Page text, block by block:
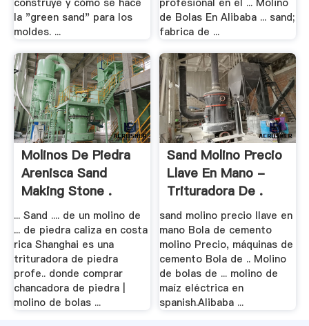
la "green sand" para los
moldes. ...
de Bolas En Alibaba ... sand;
fabrica de ...
Molinos De Piedra
Arenisca Sand
Making Stone .
... Sand .... de un molino de
... de piedra caliza en costa
rica Shanghai es una
trituradora de piedra
profe.. donde comprar
chancadora de piedra |
molino de bolas ...
Sand Molino Precio
Llave En Mano -
Trituradora De .
sand molino precio llave en
mano Bola de cemento
molino Precio, máquinas de
cemento Bola de .. Molino
de bolas de ... molino de
maíz eléctrica en
spanish.Alibaba ...